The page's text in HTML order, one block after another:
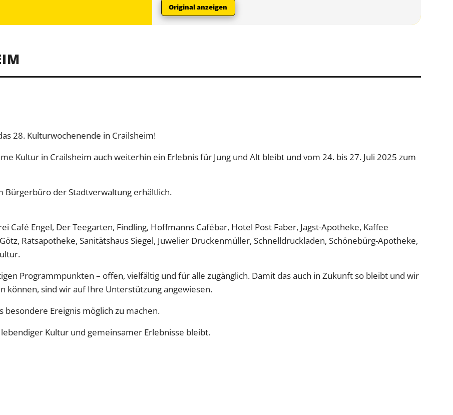
Original anzeigen
28. Kulturwochenende in Crailsheim!
Kultur in Crailsheim auch weiterhin ein Erlebnis für Jung und Alt bleibt und vom 24. bis 27. Juli 2025 zum
Bürgerbüro der Stadtverwaltung erhältlich.
Café Engel, Der Teegarten, Findling, Hoffmanns Cafébar, Hotel Post Faber, Jagst-Apotheke, Kaffee
Ratsapotheke, Sanitätshaus Siegel, Juwelier Druckenmüller, Schnelldruckladen, Schönebürg-Apotheke,
Programmpunkten – offen, vielfältig und für alle zugänglich. Damit das auch in Zukunft so bleibt und wir
sind wir auf Ihre Unterstützung angewiesen.
Ereignis möglich zu machen.
Kultur und gemeinsamer Erlebnisse bleibt.